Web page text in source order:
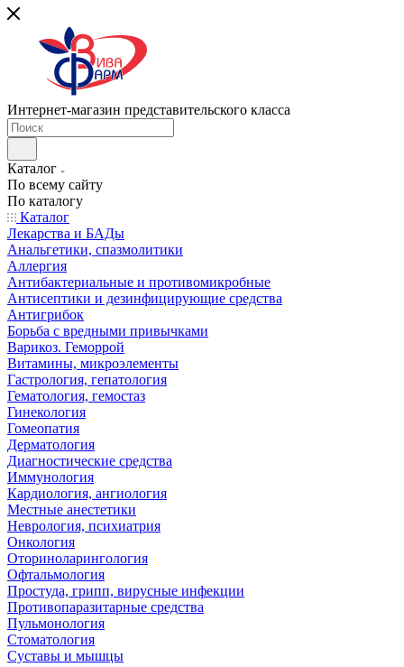
Интернет-магазин представительского класса
Каталог
По всему сайту
По каталогу
Каталог
Лекарства и БАДы
Анальгетики, спазмолитики
Аллергия
Антибактериальные и противомикробные
Антисептики и дезинфицирующие средства
Антигрибок
Борьба с вредными привычками
Варикоз. Геморрой
Витамины, микроэлементы
Гастрология, гепатология
Гематология, гемостаз
Гинекология
Гомеопатия
Дерматология
Диагностические средства
Иммунология
Кардиология, ангиология
Местные анестетики
Неврология, психиатрия
Онкология
Оториноларингология
Офтальмология
Простуда, грипп, вирусные инфекции
Противопаразитарные средства
Пульмонология
Стоматология
Суставы и мышцы